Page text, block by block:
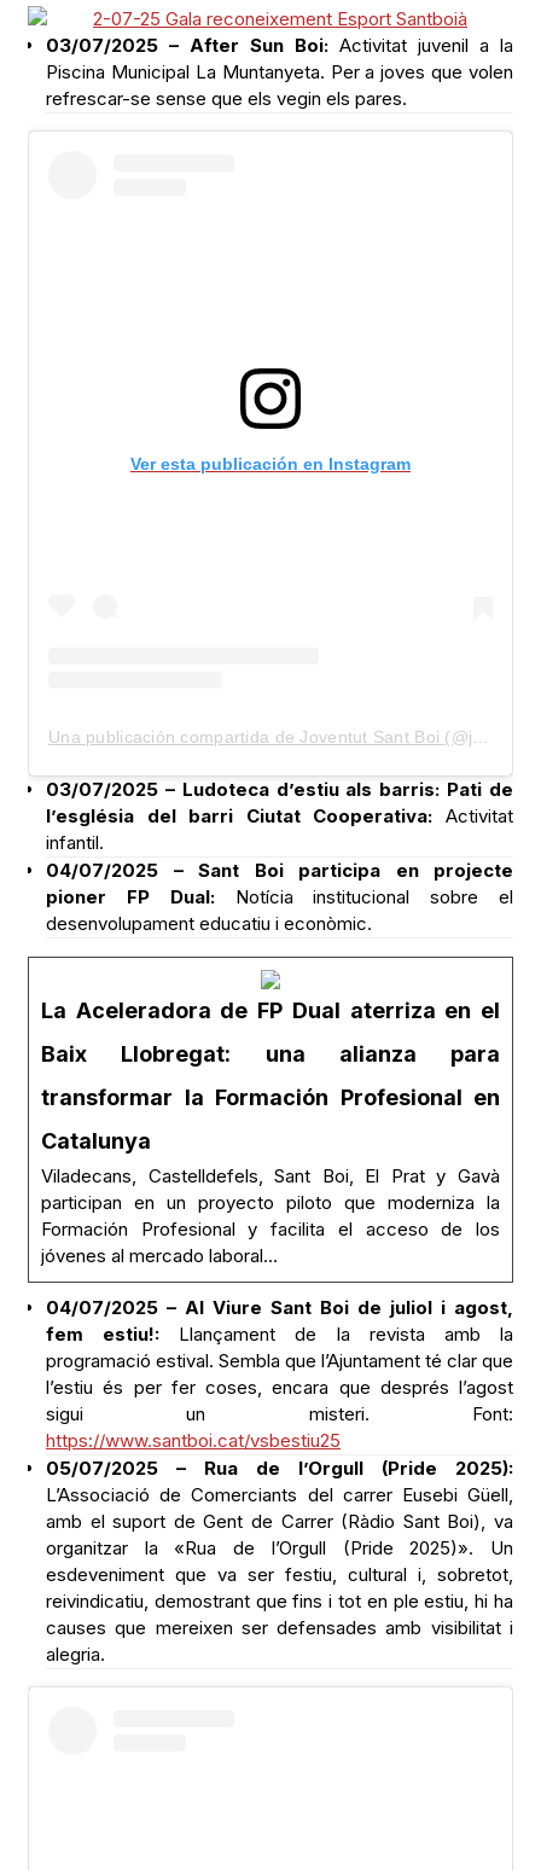
03/07/2025 – After Sun Boi: Activitat juvenil a la
Piscina Municipal La Muntanyeta. Per a joves que volen
refrescar-se sense que els vegin els pares.
Ver esta publicación en Instagram
Una publicación compartida de Joventut Sant Boi (@joventutsantboi)
03/07/2025 – Ludoteca d’estiu als barris: Pati de
l’església del barri Ciutat Cooperativa: Activitat
infantil.
04/07/2025 – Sant Boi participa en projecte
pioner FP Dual:Notícia institucional sobre el
desenvolupament educatiu i econòmic.
La Aceleradora de FP Dual aterriza en el
Baix Llobregat: una alianza para
transformar la Formación Profesional en
Catalunya
Viladecans, Castelldefels, Sant Boi, El Prat y Gavà
participan en un proyecto piloto que moderniza la
Formación Profesional y facilita el acceso de los
jóvenes al mercado laboral…
04/07/2025 – Al Viure Sant Boi de juliol i agost,
fem estiu!: Llançament de la revista amb la
programació estival. Sembla que l’Ajuntament té clar que
l’estiu és per fer coses, encara que després l’agost
sigui un misteri. Font:
https://www.santboi.cat/vsbestiu25
05/07/2025 – Rua de l’Orgull (Pride 2025):
L’Associació de Comerciants del carrer Eusebi Güell,
amb el suport de Gent de Carrer (Ràdio Sant Boi), va
organitzar la «Rua de l’Orgull (Pride 2025)». Un
esdeveniment que va ser festiu, cultural i, sobretot,
reivindicatiu, demostrant que fins i tot en ple estiu, hi ha
causes que mereixen ser defensades amb visibilitat i
alegria.